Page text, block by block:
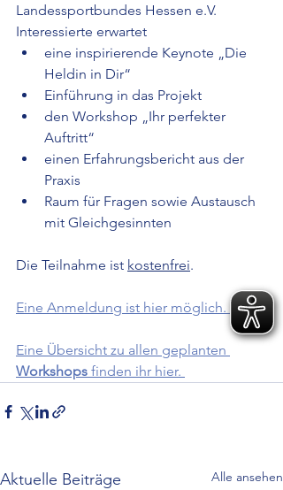
Landessportbundes Hessen e.V.
Interessierte erwartet
eine inspirierende Keynote „Die
Heldin in Dir“
Einführung in das Projekt
den Workshop „Ihr perfekter
Auftritt“
einen Erfahrungsbericht aus der
Praxis
Raum für Fragen sowie Austausch
mit Gleichgesinnten
Die Teilnahme ist kostenfrei.
Eine Anmeldung ist hier möglich.
Eine Übersicht zu allen geplanten
Workshops finden ihr hier.
Aktuelle Beiträge Alle ansehen